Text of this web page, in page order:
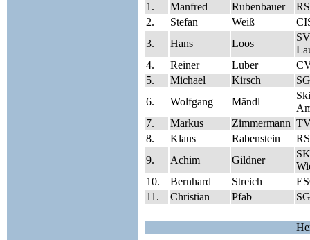
1.
Manfred Rubenbauer
2.
Stefan Weiß
3.
Hans Loos
4.
Reiner Luber
5.
Michael Kirsch
6.
Wolfgang Mändl
7.
Markus Zimmermann
8.
Klaus Rabenstein
9.
Achim Gildner
10.
Bernhard Streich
11.
Christian Pfab